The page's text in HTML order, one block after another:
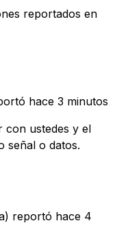
reportados en
hace 3 minutos
con ustedes y el
señal o datos.
reportó hace 4